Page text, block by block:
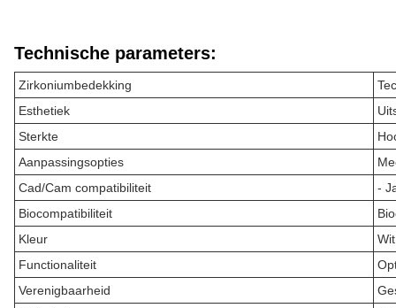
Technische parameters:
Zirkoniumbedekking
Esthetiek
Sterkte
Aanpassingsopties
Cad/Cam compatibiliteit
-
Biocompatibiliteit
Kleur
Wit
Functionaliteit
Verenigbaarheid